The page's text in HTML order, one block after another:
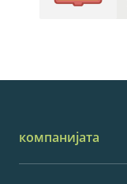
компанијата